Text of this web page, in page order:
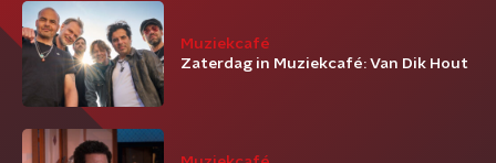
Muziekcafé
Zaterdag in Muziekcafé: Van Dik Hout